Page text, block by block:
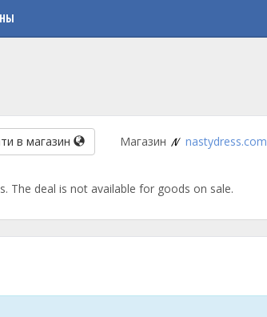
в магазин Магазин nastydress.com
The deal is not available for goods on sale.